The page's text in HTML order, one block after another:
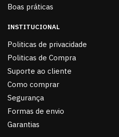
Boas práticas
INSTITUCIONAL
Politicas de privacidade
Politicas de Compra
Suporte ao cliente
Como comprar
Segurança
Formas de envio
Garantias